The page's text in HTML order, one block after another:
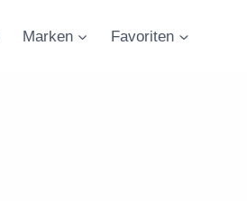
Marken Favoriten